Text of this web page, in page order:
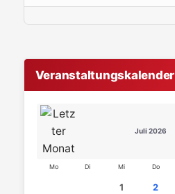
Veranstaltungskalender
Juli 2026
Mo Di Mi Do
1 2